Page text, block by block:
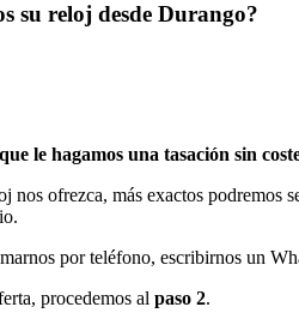
su reloj desde Durango?
le hagamos una tasación sin
nos ofrezca, más exactos
por teléfono, escribirnos un
procedemos al paso 2.